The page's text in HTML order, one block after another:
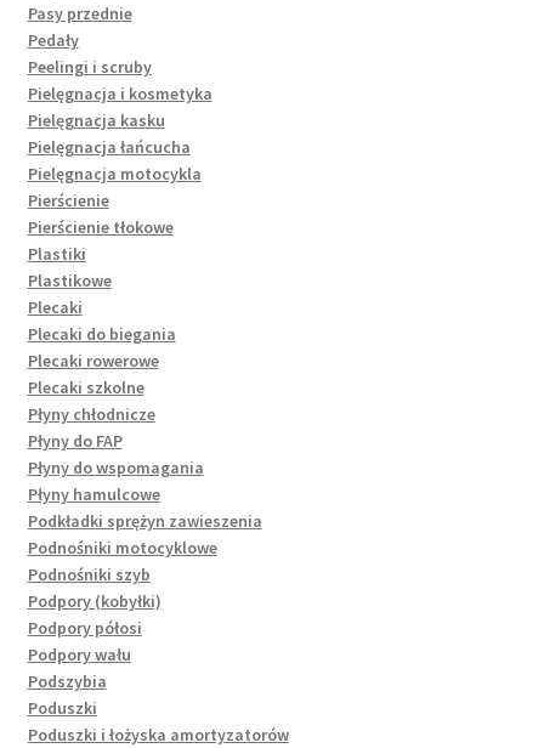
Pasy przednie
Pedały
Peelingi i scruby
Pielęgnacja i kosmetyka
Pielęgnacja kasku
Pielęgnacja łańcucha
Pielęgnacja motocykla
Pierścienie
Pierścienie tłokowe
Plastiki
Plastikowe
Plecaki
Plecaki do biegania
Plecaki rowerowe
Plecaki szkolne
Płyny chłodnicze
Płyny do FAP
Płyny do wspomagania
Płyny hamulcowe
Podkładki sprężyn zawieszenia
Podnośniki motocyklowe
Podnośniki szyb
Podpory (kobyłki)
Podpory półosi
Podpory wału
Podszybia
Poduszki
Poduszki i łożyska amortyzatorów